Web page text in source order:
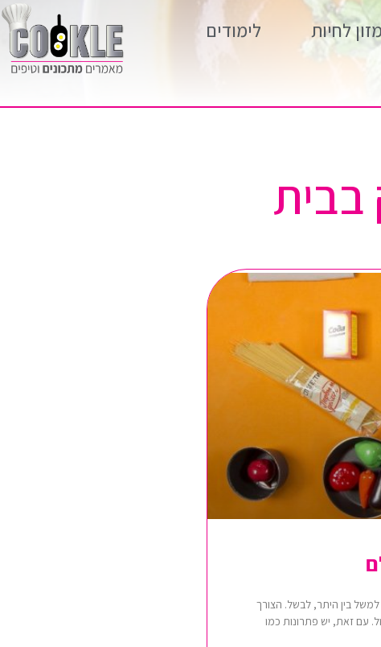
לחיות
לימודים
בבית
בין היתר, לבשל. הצורך
עם זאת, יש פתרונות כמו